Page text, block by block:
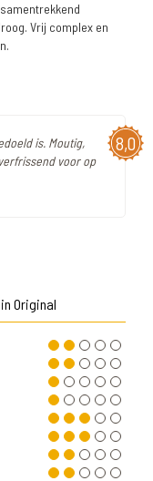
Vrij complex en
8,0
is. Moutig,
voor op
Original